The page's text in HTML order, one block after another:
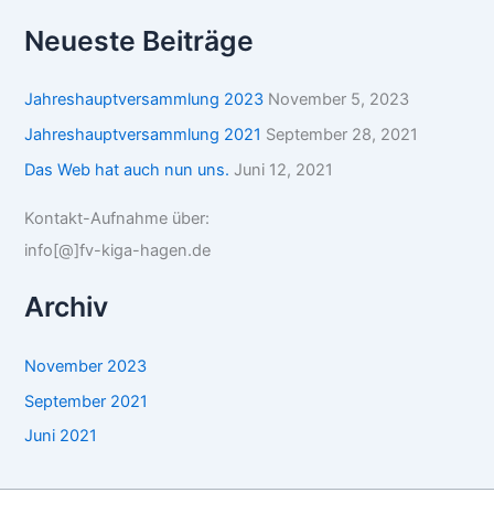
Neueste Beiträge
Jahreshauptversammlung 2023 November 5, 2023
Jahreshauptversammlung 2021 September 28, 2021
Das Web hat auch nun uns. Juni 12, 2021
Kontakt-Aufnahme über:
info[@]fv-kiga-hagen.de
Archiv
November 2023
September 2021
Juni 2021